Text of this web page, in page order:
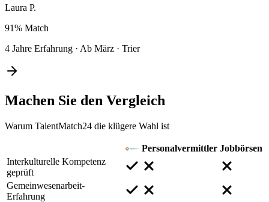
Laura P.
91% Match
4 Jahre Erfahrung · Ab März · Trier
Machen Sie den Vergleich
Warum TalentMatch24 die klügere Wahl ist
Personalvermittler Jobbörsen
Interkulturelle Kompetenz
geprüft
Gemeinwesenarbeit-
Erfahrung